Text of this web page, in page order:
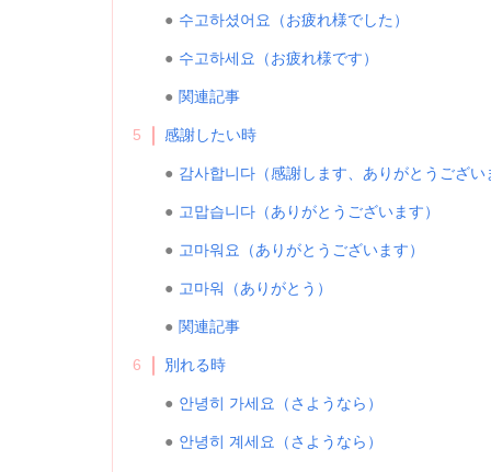
수고하셨어요（お疲れ様でした）
수고하세요（お疲れ様です）
関連記事
5 感謝したい時
감사합니다（感謝します、ありがとうござい
고맙습니다（ありがとうございます）
고마워요（ありがとうございます）
고마워（ありがとう）
関連記事
6 別れる時
안녕히 가세요（さようなら）
안녕히 계세요（さようなら）